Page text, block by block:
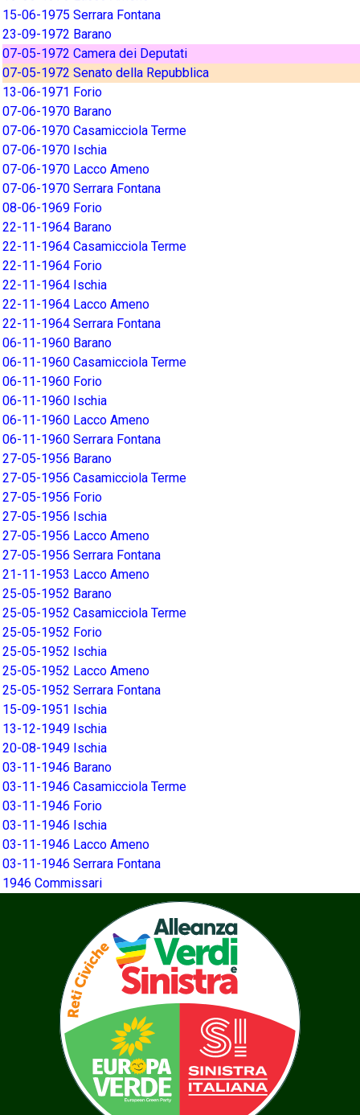
15-06-1975 Serrara Fontana
23-09-1972 Barano
07-05-1972 Camera dei Deputati
07-05-1972 Senato della Repubblica
13-06-1971 Forio
07-06-1970 Barano
07-06-1970 Casamicciola Terme
07-06-1970 Ischia
07-06-1970 Lacco Ameno
07-06-1970 Serrara Fontana
08-06-1969 Forio
22-11-1964 Barano
22-11-1964 Casamicciola Terme
22-11-1964 Forio
22-11-1964 Ischia
22-11-1964 Lacco Ameno
22-11-1964 Serrara Fontana
06-11-1960 Barano
06-11-1960 Casamicciola Terme
06-11-1960 Forio
06-11-1960 Ischia
06-11-1960 Lacco Ameno
06-11-1960 Serrara Fontana
27-05-1956 Barano
27-05-1956 Casamicciola Terme
27-05-1956 Forio
27-05-1956 Ischia
27-05-1956 Lacco Ameno
27-05-1956 Serrara Fontana
21-11-1953 Lacco Ameno
25-05-1952 Barano
25-05-1952 Casamicciola Terme
25-05-1952 Forio
25-05-1952 Ischia
25-05-1952 Lacco Ameno
25-05-1952 Serrara Fontana
15-09-1951 Ischia
13-12-1949 Ischia
20-08-1949 Ischia
03-11-1946 Barano
03-11-1946 Casamicciola Terme
03-11-1946 Forio
03-11-1946 Ischia
03-11-1946 Lacco Ameno
03-11-1946 Serrara Fontana
1946 Commissari